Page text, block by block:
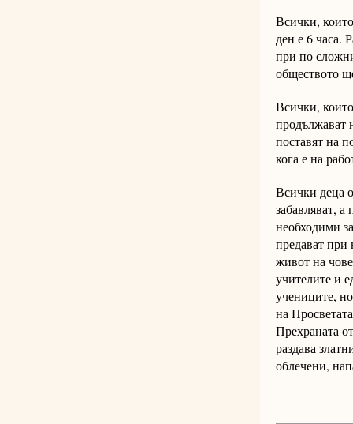
Всички,
ден е 6 часа.
при по
обществото
Всички,
продължават
поставят на
кога е на
Всички деца
забавляват,
необходими
предават при
живот на
учителите и
учениците,
на
Прехраната
раздава
облечени,